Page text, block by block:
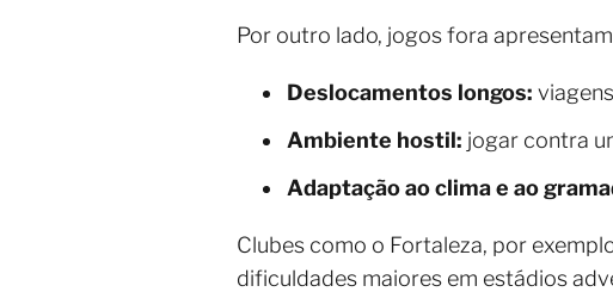
Por outro lado, jogos fora
Deslocamentos longos:
Ambiente hostil: jogar contra
Adaptação ao clima e ao
Clubes como o Fortaleza, por
dificuldades maiores em estádios